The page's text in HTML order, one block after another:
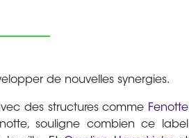
de nouvelles synergies.
des structures comme Fenotte
souligne combien ce label